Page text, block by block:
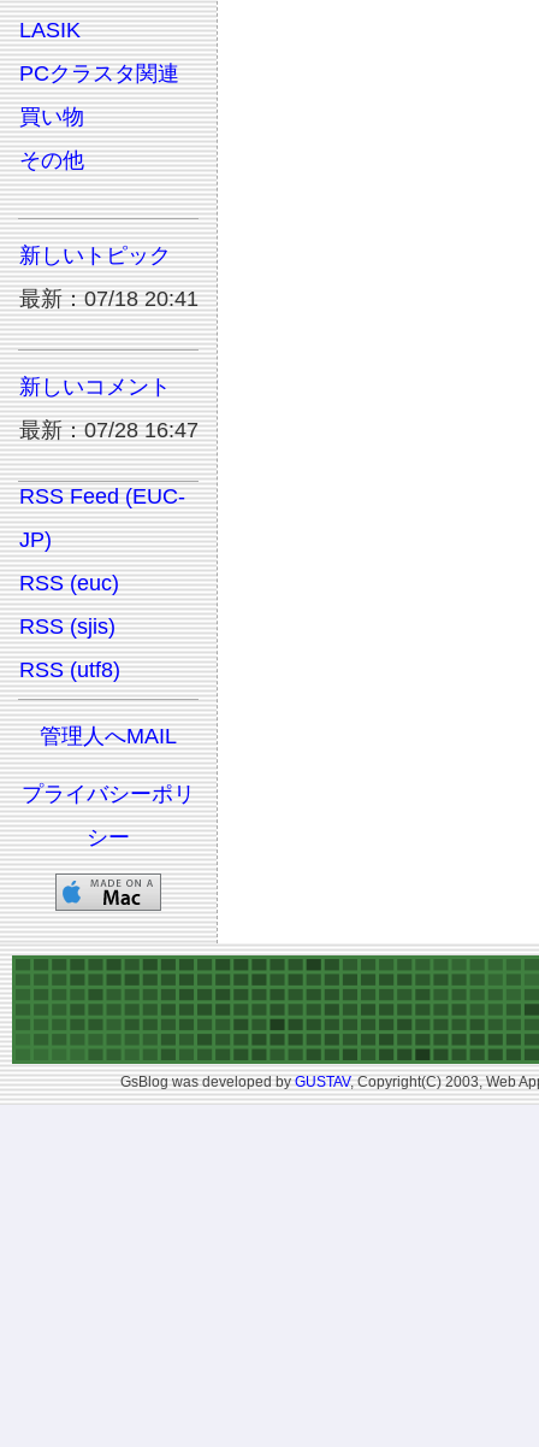
LASIK
PCクラスタ関連
買い物
その他
新しいトピック
最新：07/18 20:41
新しいコメント
最新：07/28 16:47
RSS Feed (EUC-
JP)
RSS (euc)
RSS (sjis)
RSS (utf8)
管理人へMAIL
プライバシーポリ
シー
GsBlog was developed byGUSTAV, Copyright(C) 2003, Web